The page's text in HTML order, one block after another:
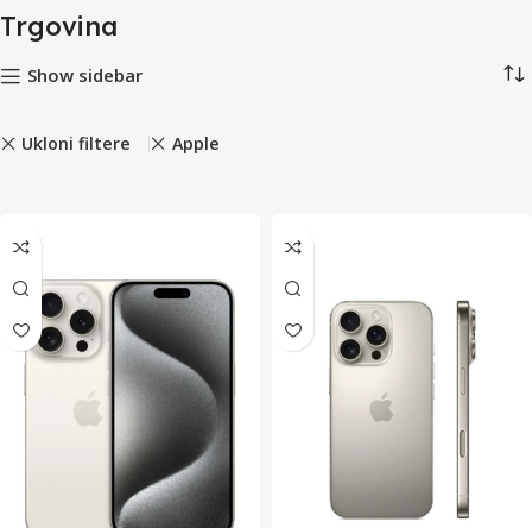
Trgovina
Show sidebar
Ukloni filtere Apple